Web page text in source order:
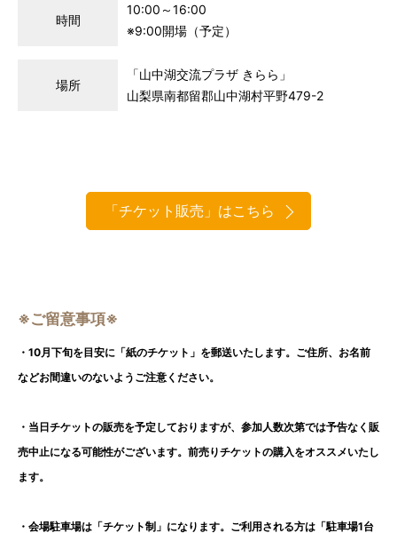
時間
10:00～16:00
※9:00開場（予定）
場所
「山中湖交流プラザ きらら」
山梨県南都留郡山中湖村平野479-2
「チケット販売」はこちら
※ご留意事項※
・10月下旬を目安に「紙のチケット」を郵送いたします。ご住所、お名前
などお間違いのないようご注意ください。
・当日チケットの販売を予定しておりますが、参加人数次第では予告なく販
売中止になる可能性がございます。前売りチケットの購入をオススメいたし
ます。
・会場駐車場は「チケット制」になります。ご利用される方は「駐車場1台